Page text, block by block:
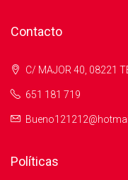
Contacto
C/ MAJOR 40, 08221
651 181 719
Políticas